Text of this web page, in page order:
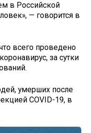
в Российской
— говорится в
всего проведено
за сутки
умерших после
COVID-19, в